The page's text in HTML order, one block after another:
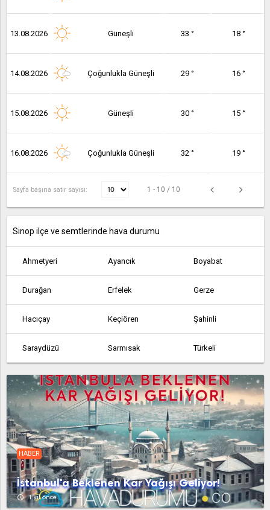
13.08.2026 Güneşli 33 ° 18 °
14.08.2026 Çoğunlukla Güneşli 29 ° 16 °
15.08.2026 Güneşli 30 ° 15 °
16.08.2026 Çoğunlukla Güneşli 32 ° 19 °
Sayfa başına satır sayısı: 1 - 10 / 10
Sinop ilçe ve semtlerinde hava durumu
Ahmetyeri Ayancık Boyabat
Durağan Erfelek Gerze
Hacıçay Keçiören Şahinli
Saraydüzü Sarmısak Türkeli
Tutuzlupınar Yaykın Yazıköy
HABER
İstanbul'a Beklenen Kar Yağışı Geliyor!
access_time 1 yıl önce